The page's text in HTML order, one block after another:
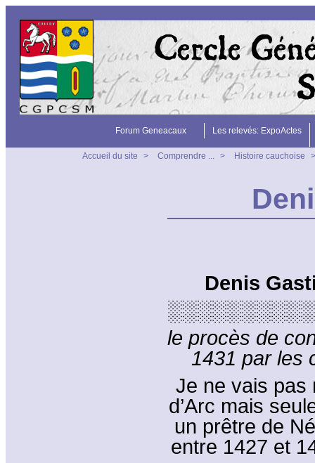
Forum Geneacaux Les relevés: ExpoActes
Accueil du site > Comprendre ... > Histoire cauchoise
Denis
le procès de
1431 par les
Je ne vais pas
d’Arc mais
un prêtre de
entre 1427 et